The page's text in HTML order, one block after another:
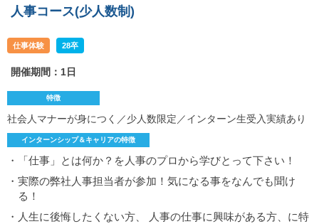
人事コース(少人数制)
仕事体験 28卒
開催期間：1日
特徴
社会人マナーが身につく／少人数限定／インターン生受入実績あり
インターンシップ＆キャリアの特徴
・「仕事」とは何か？を人事のプロから学びとって下さい！
・実際の弊社人事担当者が参加！気になる事をなんでも聞け
る！
・人生に後悔したくない方、 人事の仕事に興味がある方、に特